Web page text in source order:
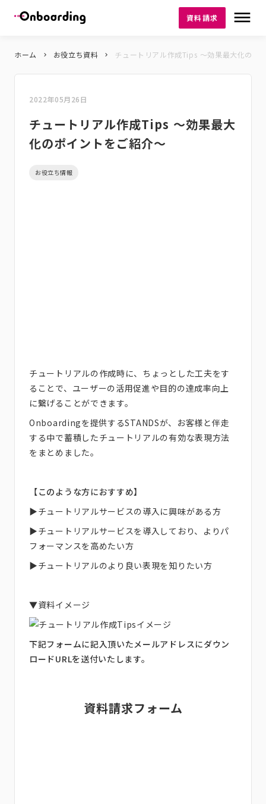
資料請求 dehaze
ホーム keyboard_arrow_right お役立ち資料 keyboard_arrow_right チュートリアル作成Tips 〜効果最大化のポ
2022年05月26日
チュートリアル作成Tips 〜効果最大
化のポイントをご紹介〜
お役立ち情報
チュートリアルの作成時に、ちょっとした工夫をす
ることで、ユーザーの活用促進や目的の達成率向上
に繋げることができます。
Onboardingを提供するSTANDSが、お客様と伴走
する中で蓄積したチュートリアルの有効な表現方法
をまとめました。
【このような方におすすめ】
▶チュートリアルサービスの導入に興味がある方
▶チュートリアルサービスを導入しており、よりパ
フォーマンスを高めたい方
▶チュートリアルのより良い表現を知りたい方
▼資料イメージ
下記フォームに記入頂いたメールアドレスにダウン
ロードURLを送付いたします。
資料請求フォーム